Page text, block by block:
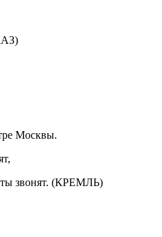
Москвы.
звонят. (КРЕМЛЬ)